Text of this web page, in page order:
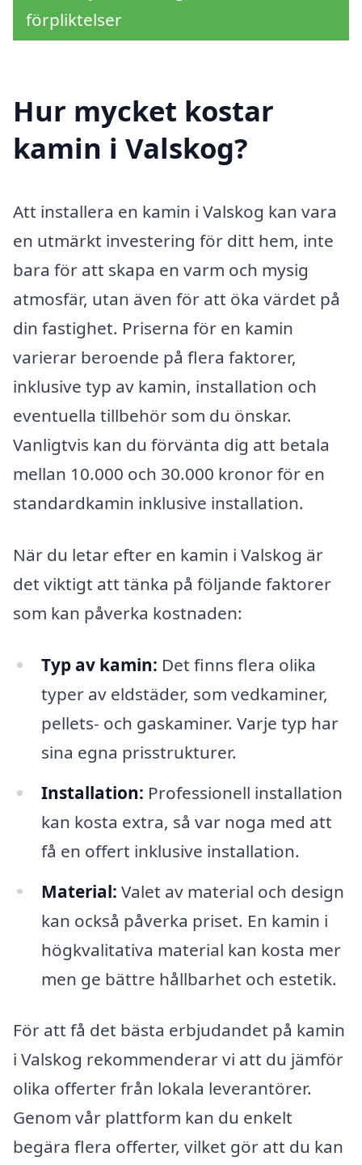
förpliktelser
Hur mycket kostar
kamin i Valskog?
Att installera en kamin i Valskog kan vara
en utmärkt investering för ditt hem, inte
bara för att skapa en varm och mysig
atmosfär, utan även för att öka värdet på
din fastighet. Priserna för en kamin
varierar beroende på flera faktorer,
inklusive typ av kamin, installation och
eventuella tillbehör som du önskar.
Vanligtvis kan du förvänta dig att betala
mellan 10.000 och 30.000 kronor för en
standardkamin inklusive installation.
När du letar efter en kamin i Valskog är
det viktigt att tänka på följande faktorer
som kan påverka kostnaden:
Typ av kamin: Det finns flera olika
typer av eldstäder, som vedkaminer,
pellets- och gaskaminer. Varje typ har
sina egna prisstrukturer.
Installation: Professionell installation
kan kosta extra, så var noga med att
få en offert inklusive installation.
Material: Valet av material och design
kan också påverka priset. En kamin i
högkvalitativa material kan kosta mer
men ge bättre hållbarhet och estetik.
För att få det bästa erbjudandet på kamin
i Valskog rekommenderar vi att du jämför
olika offerter från lokala leverantörer.
Genom vår plattform kan du enkelt
begära flera offerter, vilket gör att du kan